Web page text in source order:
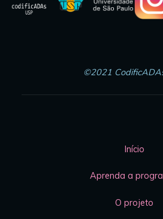
©2021
Início
Aprenda a
O projeto